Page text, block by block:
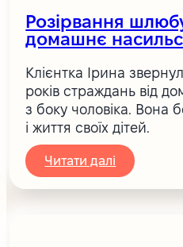
Розірвання
домашнє
Клієнтка Ірина
років страждань від
з боку чоловіка. Вона
і життя своїх дітей.
Читати далі